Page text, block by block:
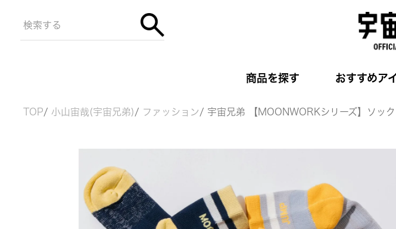
商品を探す おすすめア
TOP 小山宙哉(宇宙兄弟) ファッション 宇宙兄弟 【MOONWORKシリーズ】ソッ